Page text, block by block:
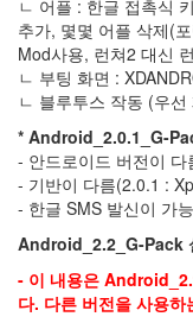
ㄴ 어플 : 한글 접촉식
추가, 몇몇 어플 삭제(
Mod사용, 런쳐2 대신
ㄴ 부팅 화면 :
ㄴ 블루투스 작동 (우선
* Android_2.0.1_G-
- 안드로이드 버전이
- 기반이 다름(2.0.1 :
- 한글 SMS 발신이 가
Android_2.2_G-Pack
- 이 내용은
다. 다른 버전을 사용
GPH
ILCE-
3000
모
토
티
뷰